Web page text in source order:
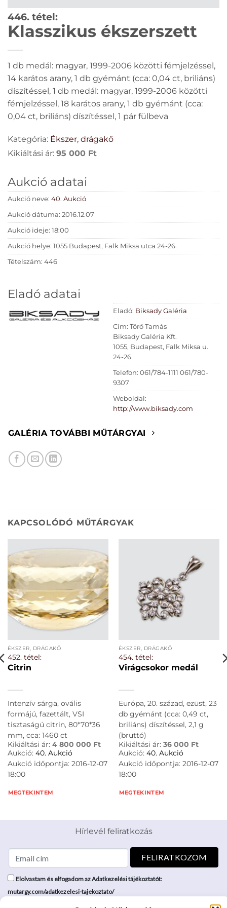
446. tétel:
Klasszikus ékszerszett
1 db medál: magyar, 1999-2006 közötti fémjelzéssel,
14 karátos arany, 1 db gyémánt (cca: 0,04 ct, briliáns)
díszítéssel, 1 db medál: magyar, 1999-2006 közötti
fémjelzéssel, 18 karátos arany, 1 db gyémánt (cca:
0,04 ct, briliáns) díszítéssel, 1 pár fülbeva
Kategória: Ékszer, drágakő
Kikiáltási ár: 95 000 Ft
Aukció adatai
Aukció neve: 40. Aukció
Aukció dátuma: 2016.12.07
Aukció ideje: 18:00
Aukció helye: 1055 Budapest, Falk Miksa utca 24-26.
Tételszám: 446
Eladó adatai
Eladó: Biksady Galéria
Cím: Törő Tamás
Biksady Galéria Kft.
1055, Budapest, Falk Miksa u.
24-26.
Telefon: 061/784-1111 061/780-
9307
Weboldal:
http://www.biksady.com
GALÉRIA TOVÁBBI MŰTÁRGYAI
KAPCSOLÓDÓ MŰTÁRGYAK
ÉKSZER, DRÁGAKŐ
452. tétel:
Citrin
Intenzív sárga, ovális
formájú, fazettált, VSI
tisztaságú citrin, 80*70*36
mm, cca: 1460 ct
Kikiáltási ár: 4 800 000 Ft
Aukció: 40. Aukció
Aukció időpontja: 2016-12-07
18:00
MEGTEKINTEM
ÉKSZER, DRÁGAKŐ
454. tétel:
Virágcsokor medál
Európa, 20. század, ezüst, 23
db gyémánt (cca: 0,49 ct,
briliáns) díszítéssel, 2,1 g
(bruttó)
Kikiáltási ár: 36 000 Ft
Aukció: 40. Aukció
Aukció időpontja: 2016-12-07
18:00
MEGTEKINTEM
Hírlevél feliratkozás
Elolvastam és elfogadom az Adatkezelési tájékoztatót:
mutargy.com/adatkezelesi-tajekoztato/